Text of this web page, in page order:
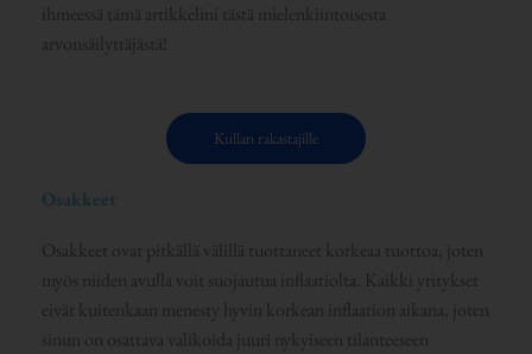
ihmeessä tämä artikkelini tästä mielenkiintoisesta
arvonsäilyttäjästä!
Kullan rakastajille
Osakkeet
Osakkeet ovat pitkällä välillä tuottaneet korkeaa tuottoa, joten
myös niiden avulla voit suojautua inflaatiolta. Kaikki yritykset
eivät kuitenkaan menesty hyvin korkean inflaation aikana, joten
sinun on osattava valikoida juuri nykyiseen tilanteeseen